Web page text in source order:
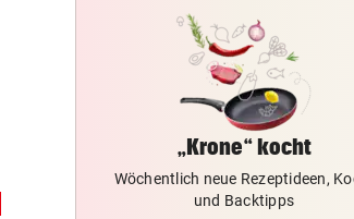
Warum Hartberg schon im
„scharf“ wird
AM WEG ZU OLYMPIA
„Ich war unsicher, ob ich
springen kann“
DER NÄCHSTE AUFREGER
„Krone“ kocht
Wöchentlich neue Rezeptideen,
und Backtipps